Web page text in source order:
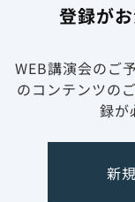
登録が
WEB講演会のご
のコンテンツの
録が
新